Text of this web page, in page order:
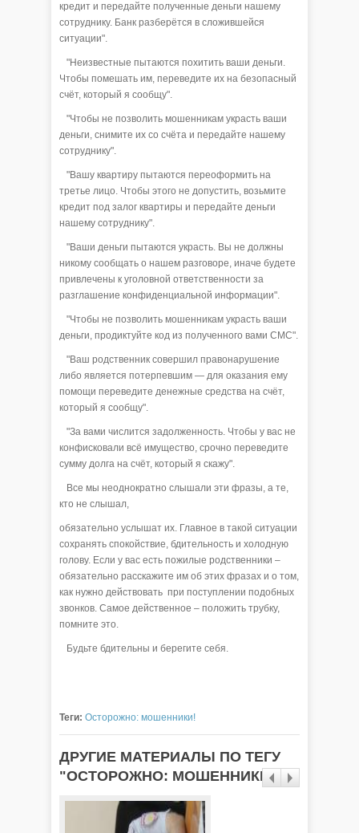
кредит и передайте полученные деньги нашему
сотруднику. Банк разберётся в сложившейся
ситуации".
"Неизвестные пытаются похитить ваши деньги.
Чтобы помешать им, переведите их на безопасный
счёт, который я сообщу".
"Чтобы не позволить мошенникам украсть ваши
деньги, снимите их со счёта и передайте нашему
сотруднику".
"Вашу квартиру пытаются переоформить на
третье лицо. Чтобы этого не допустить, возьмите
кредит под залог квартиры и передайте деньги
нашему сотруднику".
"Ваши деньги пытаются украсть. Вы не должны
никому сообщать о нашем разговоре, иначе будете
привлечены к уголовной ответственности за
разглашение конфиденциальной информации".
"Чтобы не позволить мошенникам украсть ваши
деньги, продиктуйте код из полученного вами СМС".
"Ваш родственник совершил правонарушение
либо является потерпевшим — для оказания ему
помощи переведите денежные средства на счёт,
который я сообщу".
"За вами числится задолженность. Чтобы у вас не
конфисковали всё имущество, срочно переведите
сумму долга на счёт, который я скажу".
Все мы неоднократно слышали эти фразы, а те,
кто не слышал,
обязательно услышат их. Главное в такой ситуации
сохранять спокойствие, бдительность и холодную
голову. Если у вас есть пожилые родственники –
обязательно расскажите им об этих фразах и о том,
как нужно действовать при поступлении подобных
звонков. Самое действенное – положить трубку,
помните это.
Будьте бдительны и берегите себя.
Теги: Осторожно: мошенники!
ДРУГИЕ МАТЕРИАЛЫ ПО ТЕГУ
"ОСТОРОЖНО: МОШЕННИКИ!"